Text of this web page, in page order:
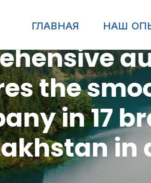
ГЛАВНАЯ НАШ
the
in 17
in